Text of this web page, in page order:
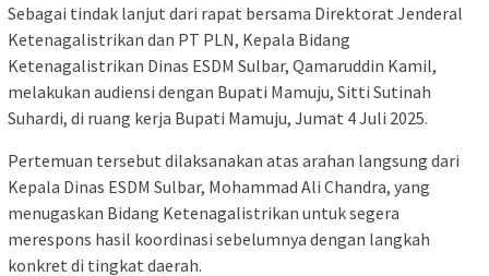
Sebagai tindak lanjut dari rapat bersama Direktorat Jenderal
Ketenagalistrikan dan PT PLN, Kepala Bidang
Ketenagalistrikan Dinas ESDM Sulbar, Qamaruddin Kamil,
melakukan audiensi dengan Bupati Mamuju, Sitti Sutinah
Suhardi, di ruang kerja Bupati Mamuju, Jumat 4 Juli 2025.
Pertemuan tersebut dilaksanakan atas arahan langsung dari
Kepala Dinas ESDM Sulbar, Mohammad Ali Chandra, yang
menugaskan Bidang Ketenagalistrikan untuk segera
merespons hasil koordinasi sebelumnya dengan langkah
konkret di tingkat daerah.